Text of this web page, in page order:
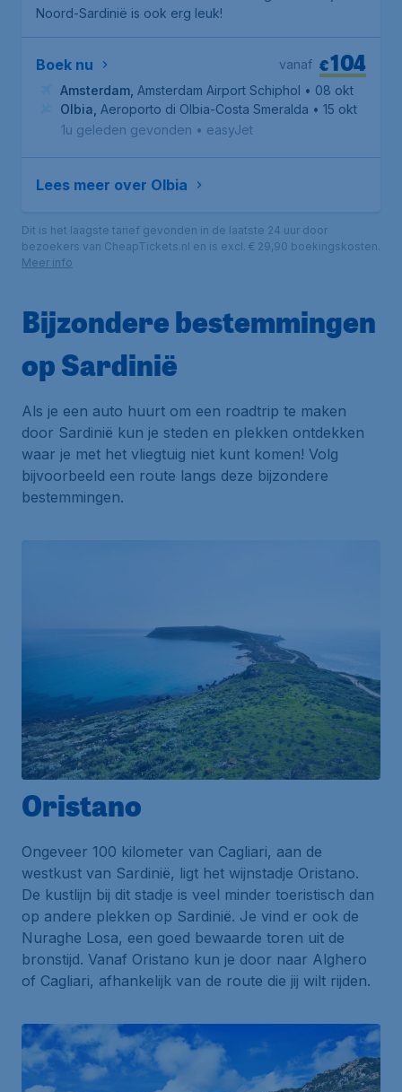
Noord-Sardinië is ook erg leuk!
Boek nu €104
vanaf
Amsterdam Amsterdam Airport Schiphol • 08 okt
Olbia Aeroporto di Olbia-Costa Smeralda • 15 okt
1u geleden gevonden • easyJet
Lees meer over Olbia
Dit is het laagste tarief gevonden in de laatste 24 uur door
bezoekers van CheapTickets.nl en is excl. € 29,90 boekingskosten.
Meer info
Bijzondere bestemmingen
op Sardinië
Als je een auto huurt om een roadtrip te maken
door Sardinië kun je steden en plekken ontdekken
waar je met het vliegtuig niet kunt komen! Volg
bijvoorbeeld een route langs deze bijzondere
bestemmingen.
Oristano
Ongeveer 100 kilometer van Cagliari, aan de
westkust van Sardinië, ligt het wijnstadje Oristano.
De kustlijn bij dit stadje is veel minder toeristisch dan
op andere plekken op Sardinië. Je vind er ook de
Nuraghe Losa, een goed bewaarde toren uit de
bronstijd. Vanaf Oristano kun je door naar Alghero
of Cagliari, afhankelijk van de route die jij wilt rijden.